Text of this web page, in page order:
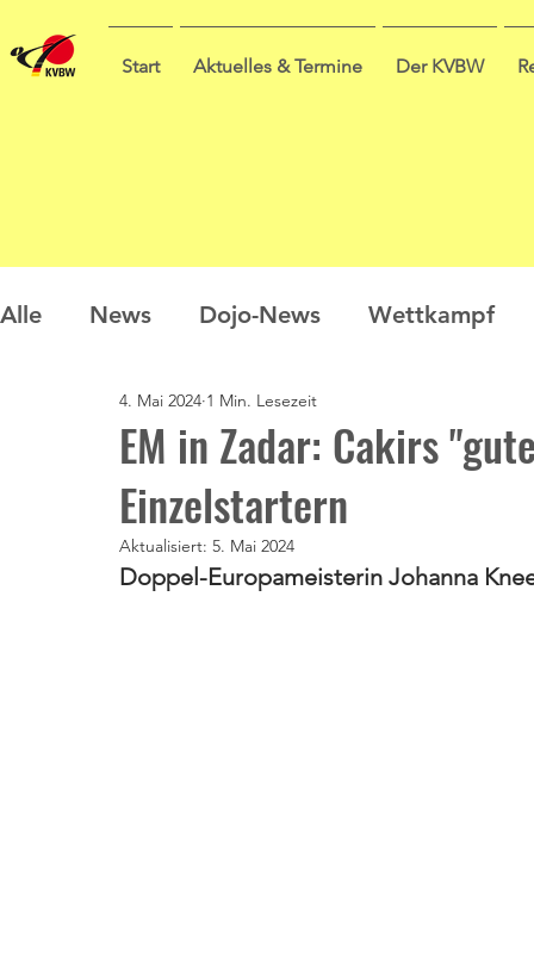
Start Aktuelles & Termine Der KVBW
Alle News Dojo-News Wettkampf
Nachwuchs Prüfungen
Sommercamp Umfrage
EM in Zadar: Cakirs
Einzelstartern
4. Mai 2024 1 Min. Lesezeit
Aktualisiert: 5. Mai 2024
Doppel-Europameisterin Johanna